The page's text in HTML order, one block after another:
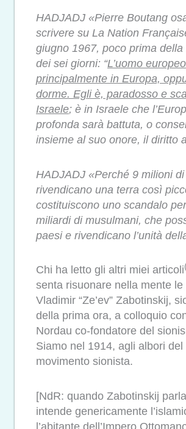
HADJADJ «Pierre Boutang
scrivere su La Nation
giugno 1967, poco prima della
dei sei giorni: “L’uomo
principalmente in Europa,
dorme. Egli è, paradosso e
Israele; è in Israele che
profonda sarà battuta, o
insieme al suo onore, il diritto
HADJADJ «Perché 9 milioni
rivendicano una terra così
costituiscono uno scandalo
miliardi di musulmani, che
paesi e rivendicano l’unità
Chi ha letto gli altri miei articoli
senta risuonare nella mente le
Vladimir “Ze’ev” Zabotinskij,
della prima ora, a colloquio
Nordau co-fondatore del
Siamo nel 1914, agli albori del
movimento sionista.
[NdR: quando Zabotinskij
intende genericamente
l’abitante dell’Impero